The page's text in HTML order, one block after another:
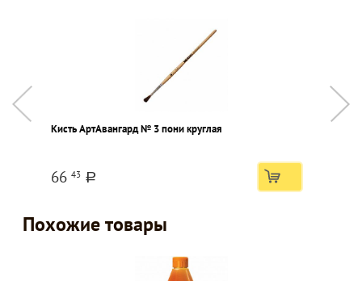
Кисть АртАвангард № 3 пони круглая
66 43 a
Похожие товары